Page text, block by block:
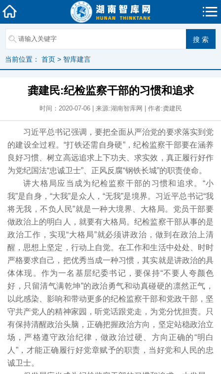
当前位置： 首页 > 智库建言
龚建民:纪检监察干部的习惯和追求
时间：2020-07-06 | 来源:湖南智库网 | 作者:龚建民
习近平总书记强调，要把全面从严治党的要求落实到党
的建设全过程。“打铁还需自身硬”，纪检监察干部要在涵养
良好习惯、树立高远追求上下功夫、求实效，真正履行好作
为党纪国法“忠诚卫士”、正风反腐“钢铁长城”的职责使命。
讲大格局应当成为纪检监察干部的习惯和追求。“小
我”是自身，“大我”是众人，“无我”是境界。习近平总书记“我
将无我，不负人民”就是一种大境界、大格局。党员干部要
做政治上的明白人，就要有大格局。纪检监察干部从事的是
政治工作，实现“大格局”就必须讲政治，做到在政治上清
醒，思想上坚定，行动上自觉。在工作和生活中处处、时时
严格要求自己，把优秀当成一种习惯，其实就是讲政治的具
体体现。作为一名基层纪委书记，要保持“不要人夸颜色
好，只留清气满乾坤”的政治勇气和动真碰硬的凛然正气，
以此感染、影响和带动更多的纪检监察干部和党政干部，坚
守共产党人的精神家园，听党话跟党走，为党分忧担责。只
有保持清醒政治头脑，正确把握政治方向，坚定站稳政治立
场，严格遵守政治纪律，做政治过硬、方向正确的“明白
人”，才能正确履行好党章赋予的职责，当好党和人民的忠
诚卫士。